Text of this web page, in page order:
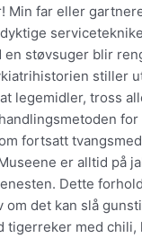
Min far eller
en støvsuger blir
stiller
legemidler, tross
fortsatt
er alltid på
Dette
om det kan slå
med chili,